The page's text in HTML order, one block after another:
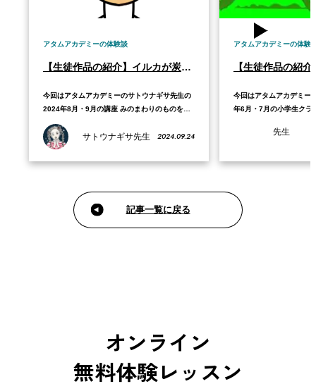
アタムアカデミーの体験談
【生徒作品の紹介】イルカが炭酸のグラスに入っているキャラのグッズ制作
今回はアタムアカデミーのサトウナギサ先生の
2024年8月・9月の講座 みのまわりのものをデ
が制作した作品をご紹介します。 2024年8月・
9月のカリキュラムでは、好きなグッズを決め
てから、テーマを決めてオリジナルグッズをデ
サトウナギサ先生 2024.09.24
アタムアカデミーの体験
今回はアタムアカデミー
年6月・7月の小学生クラ
す。 2022年6月・7月の
ルのコンセプトアートに
先生
記事一覧に戻る
オンライン
無料体験レッスン